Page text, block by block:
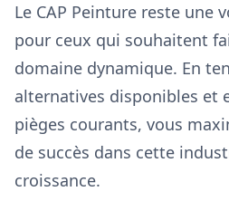
Le CAP Peinture reste une
pour ceux qui souhaitent
domaine dynamique. En
alternatives disponibles et
pièges courants, vous
de succès dans cette
croissance.